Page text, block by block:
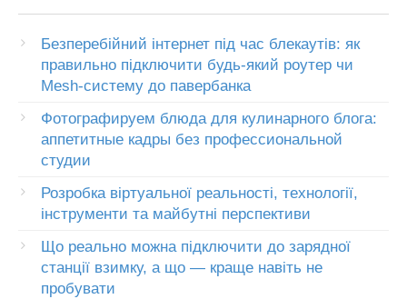
Безперебійний інтернет під час блекаутів: як
правильно підключити будь-який роутер чи
Mesh-систему до павербанка
Фотографируем блюда для кулинарного блога:
аппетитные кадры без профессиональной
студии
Розробка віртуальної реальності, технології,
інструменти та майбутні перспективи
Що реально можна підключити до зарядної
станції взимку, а що — краще навіть не
пробувати